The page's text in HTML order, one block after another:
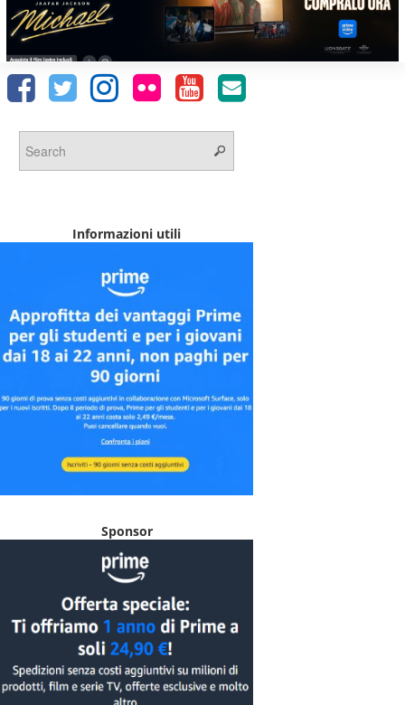
Informazioni utili
Sponsor